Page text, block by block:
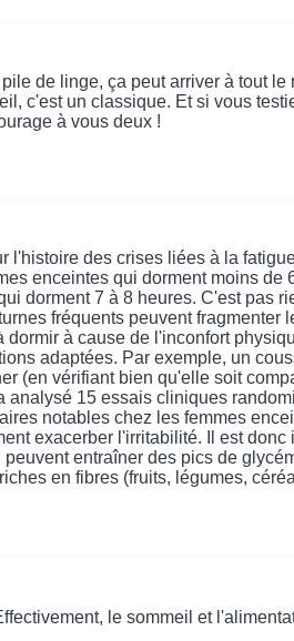
de linge, ça peut arriver à tout
c'est un classique. Et si vous
à vous deux !
l'histoire des crises liées à la
enceintes qui dorment moins
dorment 7 à 8 heures. C'est pas
fréquents peuvent
dormir à cause de l'inconfort
adaptées. Par exemple, un
(en vérifiant bien qu'elle soit
analysé 15 essais cliniques
notables chez les femmes
exacerber l'irritabilité. Il est
entraîner des pics de
en fibres (fruits, légumes,
le sommeil et